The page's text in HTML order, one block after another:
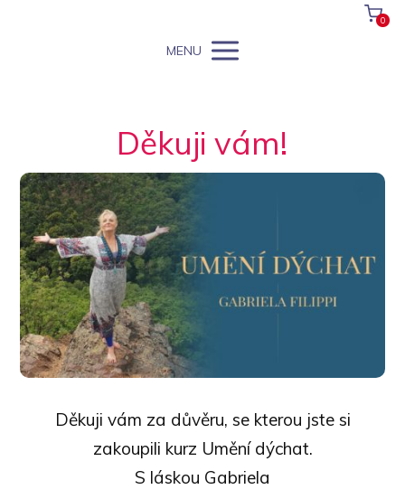
0
MENU
Děkuji vám!
Děkuji vám za důvěru, se kterou jste si
zakoupili kurz Umění dýchat.
S láskou Gabriela